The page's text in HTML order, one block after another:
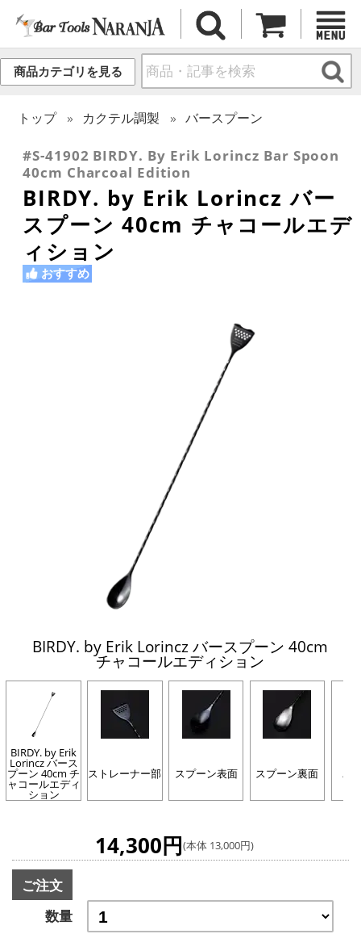
商品カテゴリを見る
トップ カクテル調製 バースプーン
#S-41902 BIRDY. By Erik Lorincz Bar Spoon
40cm Charcoal Edition
BIRDY. by Erik Lorincz バー
スプーン 40cm チャコールエデ
ィション
おすすめ
BIRDY. by Erik Lorincz バースプーン 40cm
チャコールエディション
BIRDY. by Erik
Lorincz バース
プーン 40cm チ
ャコールエディ
ション
ストレーナー部 スプーン表面 スプーン裏面 パ
14,300円(本体 13,000円)
ご注文
数量